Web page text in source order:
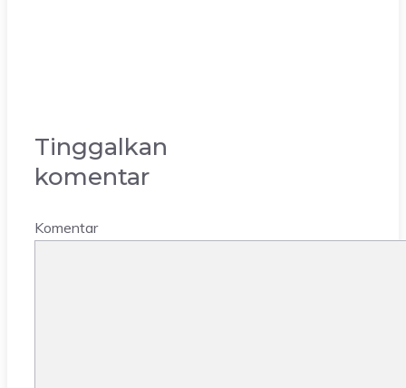
Tinggalkan
komentar
Komentar